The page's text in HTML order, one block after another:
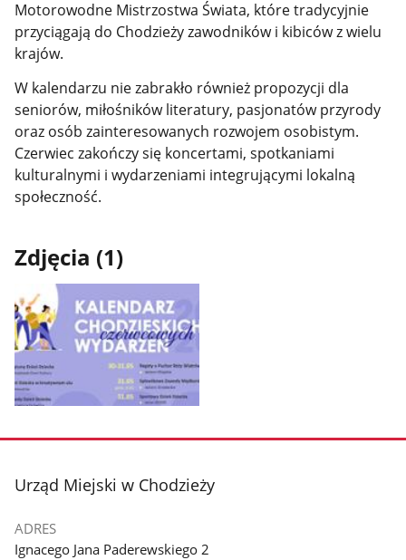
Motorowodne Mistrzostwa Świata, które tradycyjnie
przyciągają do Chodzieży zawodników i kibiców z wielu
krajów.
W kalendarzu nie zabrakło również propozycji dla
seniorów, miłośników literatury, pasjonatów przyrody
oraz osób zainteresowanych rozwojem osobistym.
Czerwiec zakończy się koncertami, spotkaniami
kulturalnymi i wydarzeniami integrującymi lokalną
społeczność.
Zdjęcia (1)
zdjęcie
galerii.
stopka
Urząd Miejski w Chodzieży
ADRES
Ignacego Jana Paderewskiego 2